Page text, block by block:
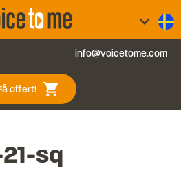
keyboard_arrow_down
info@voicetome.com
offert! shopping_cart
sq